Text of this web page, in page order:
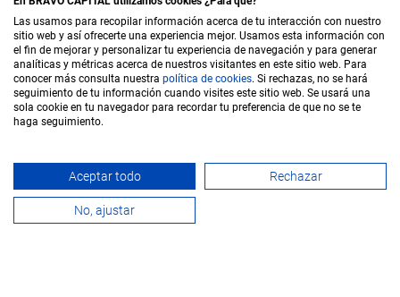
Las usamos para recopilar información acerca de tu interacción con nuestro
sitio web y así ofrecerte una experiencia mejor. Usamos esta información con
el fin de mejorar y personalizar tu experiencia de navegación y para generar
analíticas y métricas acerca de nuestros visitantes en este sitio web. Para
conocer más consulta nuestra política de cookies. Si rechazas, no se hará
seguimiento de tu información cuando visites este sitio web. Se usará una
sola cookie en tu navegador para recordar tu preferencia de que no se te
haga seguimiento.
Aceptar todo Rechazar
No, ajustar